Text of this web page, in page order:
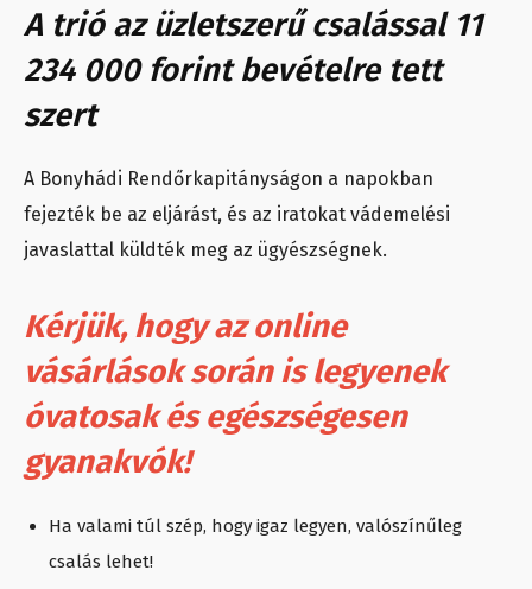
A trió az üzletszerű csalással 11
234 000 forint bevételre tett
szert
A Bonyhádi Rendőrkapitányságon a napokban
fejezték be az eljárást, és az iratokat vádemelési
javaslattal küldték meg az ügyészségnek.
Kérjük, hogy az online
vásárlások során is legyenek
óvatosak és egészségesen
gyanakvók!
Ha valami túl szép, hogy igaz legyen, valószínűleg
csalás lehet!